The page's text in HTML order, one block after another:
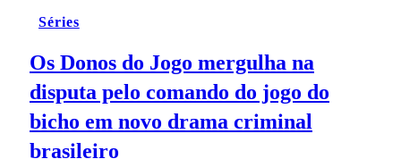
Séries
Os Donos do Jogo mergulha na
disputa pelo comando do jogo do
bicho em novo drama criminal
brasileiro